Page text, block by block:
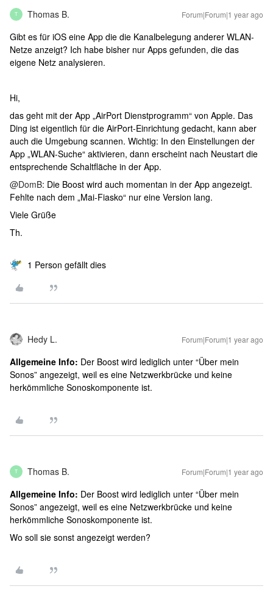
T Thomas B. Forum|Forum|1 year ago
Gibt es für iOS eine App die die Kanalbelegung anderer WLAN-
Netze anzeigt? Ich habe bisher nur Apps gefunden, die das
eigene Netz analysieren.
Hi,
das geht mit der App „AirPort Dienstprogramm“ von Apple. Das
Ding ist eigentlich für die AirPort-Einrichtung gedacht, kann aber
auch die Umgebung scannen. Wichtig: In den Einstellungen der
App „WLAN-Suche“ aktivieren, dann erscheint nach Neustart die
entsprechende Schaltfläche in der App.
@DomB: Die Boost wird auch momentan in der App angezeigt.
Fehlte nach dem „Mai-Fiasko“ nur eine Version lang.
Viele Grüße
Th.
1 Person gefällt dies
Hedy L. Forum|Forum|1 year ago
Allgemeine Info: Der Boost wird lediglich unter “Über mein
Sonos” angezeigt, weil es eine Netzwerkbrücke und keine
herkömmliche Sonoskomponente ist.
T Thomas B. Forum|Forum|1 year ago
Allgemeine Info: Der Boost wird lediglich unter “Über mein
Sonos” angezeigt, weil es eine Netzwerkbrücke und keine
herkömmliche Sonoskomponente ist.
Wo soll sie sonst angezeigt werden?